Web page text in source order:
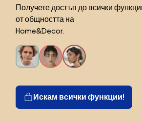
Получете достъп до всички
от общността на
Home&Decor.
Искам всички функции!